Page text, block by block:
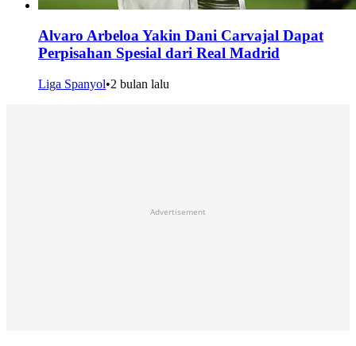
Alvaro Arbeloa Yakin Dani Carvajal Dapat
Perpisahan Spesial dari Real Madrid
Liga Spanyol•2 bulan lalu
Advertisement